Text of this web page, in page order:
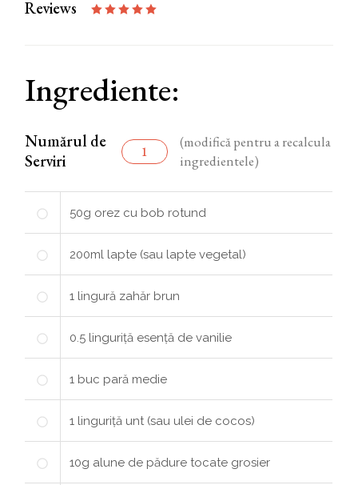
Reviews
Ingrediente:
Numărul de
Serviri
(modifică pentru a recalcula
ingredientele)
50g orez cu bob rotund
200ml lapte (sau lapte vegetal)
1 lingură zahăr brun
0.5 linguriță esență de vanilie
1 buc pară medie
1 linguriță unt (sau ulei de cocos)
10g alune de pădure tocate grosier